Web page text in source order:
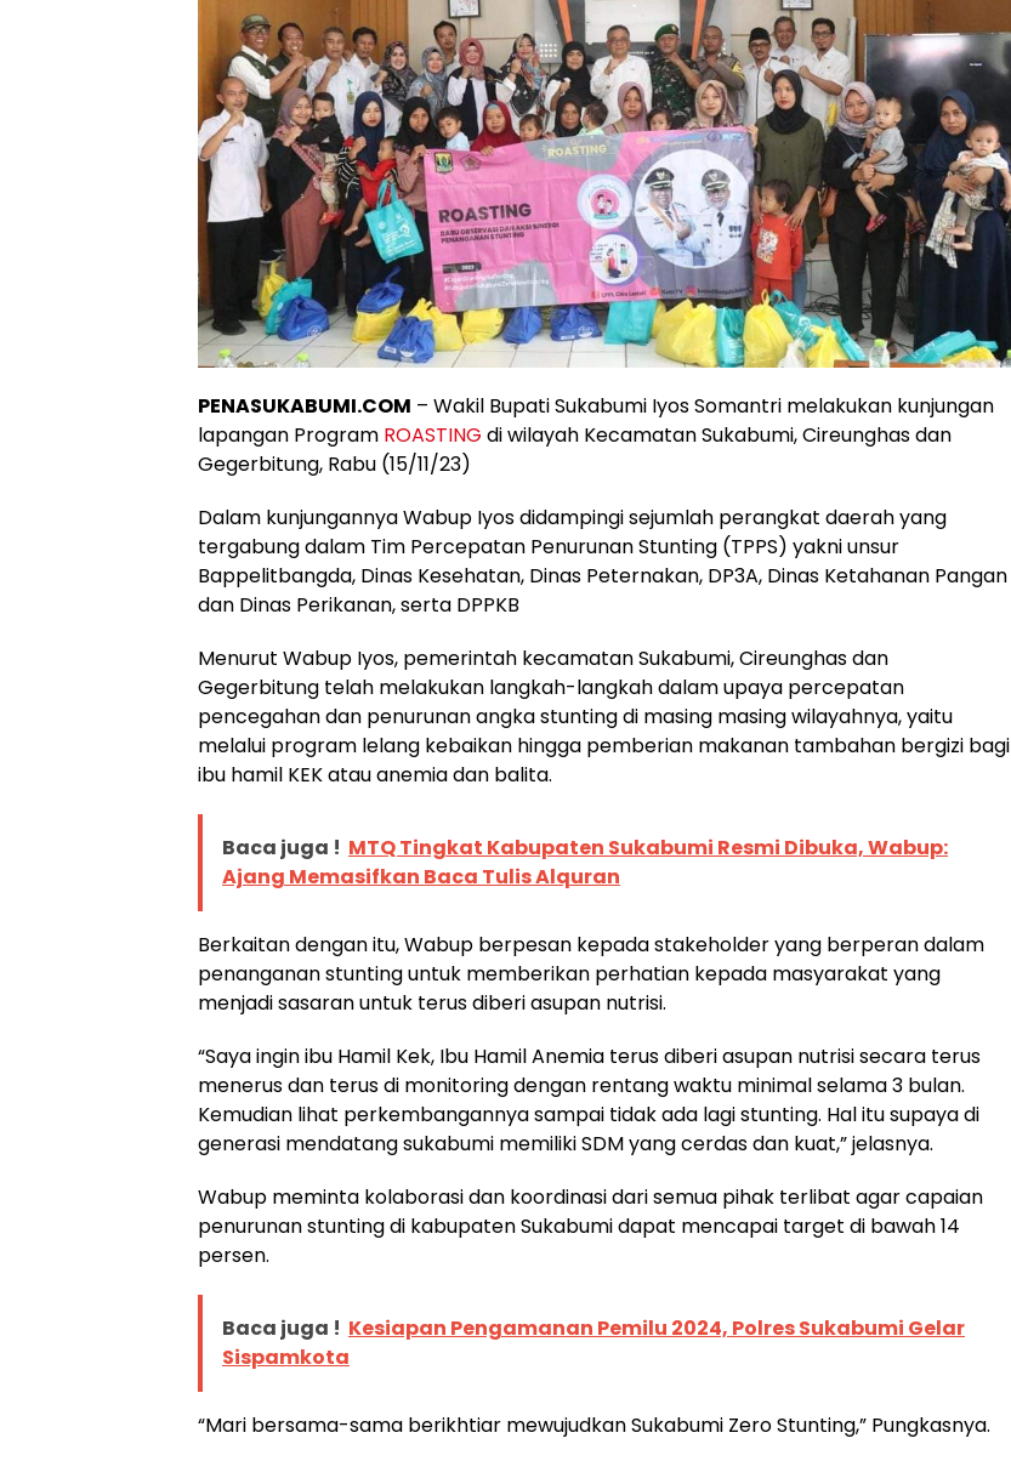
PENASUKABUMI.COM – Wakil Bupati Sukabumi Iyos Somantri melakukan kunjungan
lapangan Program ROASTING di wilayah Kecamatan Sukabumi, Cireunghas dan
Gegerbitung, Rabu (15/11/23)
Dalam kunjungannya Wabup Iyos didampingi sejumlah perangkat daerah yang
tergabung dalam Tim Percepatan Penurunan Stunting (TPPS) yakni unsur
Bappelitbangda, Dinas Kesehatan, Dinas Peternakan, DP3A, Dinas Ketahanan Pangan
dan Dinas Perikanan, serta DPPKB
Menurut Wabup Iyos, pemerintah kecamatan Sukabumi, Cireunghas dan
Gegerbitung telah melakukan langkah-langkah dalam upaya percepatan
pencegahan dan penurunan angka stunting di masing masing wilayahnya, yaitu
melalui program lelang kebaikan hingga pemberian makanan tambahan bergizi bagi
ibu hamil KEK atau anemia dan balita.
Baca juga ! MTQ Tingkat Kabupaten Sukabumi Resmi Dibuka, Wabup:
Ajang Memasifkan Baca Tulis Alquran
Berkaitan dengan itu, Wabup berpesan kepada stakeholder yang berperan dalam
penanganan stunting untuk memberikan perhatian kepada masyarakat yang
menjadi sasaran untuk terus diberi asupan nutrisi.
“Saya ingin ibu Hamil Kek, Ibu Hamil Anemia terus diberi asupan nutrisi secara terus
menerus dan terus di monitoring dengan rentang waktu minimal selama 3 bulan.
Kemudian lihat perkembangannya sampai tidak ada lagi stunting. Hal itu supaya di
generasi mendatang sukabumi memiliki SDM yang cerdas dan kuat,” jelasnya.
Wabup meminta kolaborasi dan koordinasi dari semua pihak terlibat agar capaian
penurunan stunting di kabupaten Sukabumi dapat mencapai target di bawah 14
persen.
Baca juga ! Kesiapan Pengamanan Pemilu 2024, Polres Sukabumi Gelar
Sispamkota
“Mari bersama-sama berikhtiar mewujudkan Sukabumi Zero Stunting,” Pungkasnya.